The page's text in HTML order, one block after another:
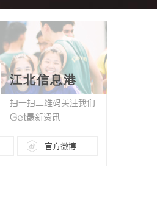
江北信息港
扫一扫二维码关注我们
Get最新资讯
官方微博